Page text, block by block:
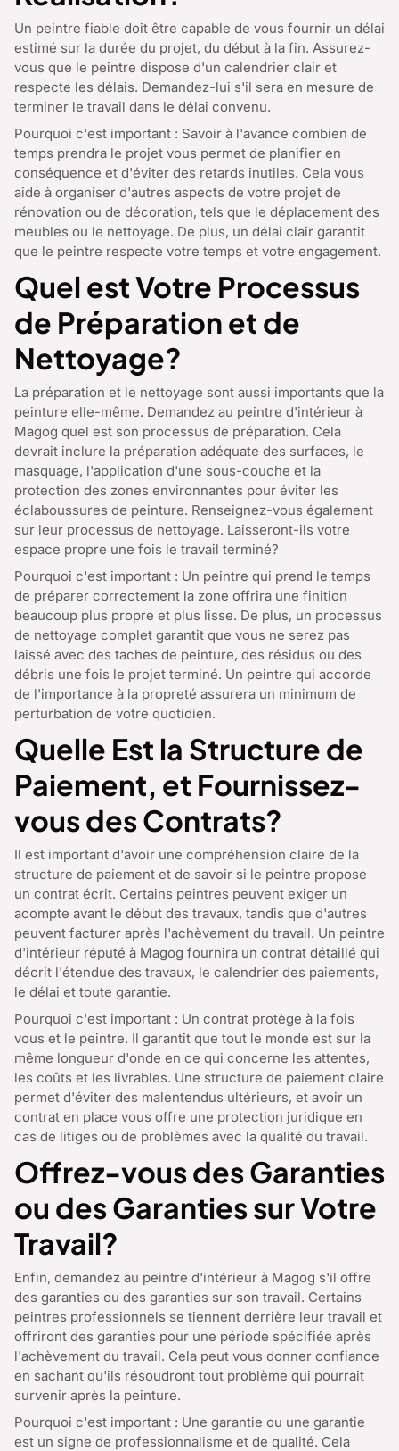
Un peintre fiable doit être capable de vous fournir un délai
estimé sur la durée du projet, du début à la fin. Assurez-
vous que le peintre dispose d'un calendrier clair et
respecte les délais. Demandez-lui s'il sera en mesure de
terminer le travail dans le délai convenu.
Pourquoi c'est important : Savoir à l'avance combien de
temps prendra le projet vous permet de planifier en
conséquence et d'éviter des retards inutiles. Cela vous
aide à organiser d'autres aspects de votre projet de
rénovation ou de décoration, tels que le déplacement des
meubles ou le nettoyage. De plus, un délai clair garantit
que le peintre respecte votre temps et votre engagement.
Quel est Votre Processus
de Préparation et de
Nettoyage?
La préparation et le nettoyage sont aussi importants que la
peinture elle-même. Demandez au peintre d'intérieur à
Magog quel est son processus de préparation. Cela
devrait inclure la préparation adéquate des surfaces, le
masquage, l'application d'une sous-couche et la
protection des zones environnantes pour éviter les
éclaboussures de peinture. Renseignez-vous également
sur leur processus de nettoyage. Laisseront-ils votre
espace propre une fois le travail terminé?
Pourquoi c'est important : Un peintre qui prend le temps
de préparer correctement la zone offrira une finition
beaucoup plus propre et plus lisse. De plus, un processus
de nettoyage complet garantit que vous ne serez pas
laissé avec des taches de peinture, des résidus ou des
débris une fois le projet terminé. Un peintre qui accorde
de l'importance à la propreté assurera un minimum de
perturbation de votre quotidien.
Quelle Est la Structure de
Paiement, et Fournissez-
vous des Contrats?
Il est important d'avoir une compréhension claire de la
structure de paiement et de savoir si le peintre propose
un contrat écrit. Certains peintres peuvent exiger un
acompte avant le début des travaux, tandis que d'autres
peuvent facturer après l'achèvement du travail. Un peintre
d'intérieur réputé à Magog fournira un contrat détaillé qui
décrit l'étendue des travaux, le calendrier des paiements,
le délai et toute garantie.
Pourquoi c'est important : Un contrat protège à la fois
vous et le peintre. Il garantit que tout le monde est sur la
même longueur d'onde en ce qui concerne les attentes,
les coûts et les livrables. Une structure de paiement claire
permet d'éviter des malentendus ultérieurs, et avoir un
contrat en place vous offre une protection juridique en
cas de litiges ou de problèmes avec la qualité du travail.
Offrez-vous des Garanties
ou des Garanties sur Votre
Travail?
Enfin, demandez au peintre d'intérieur à Magog s'il offre
des garanties ou des garanties sur son travail. Certains
peintres professionnels se tiennent derrière leur travail et
offriront des garanties pour une période spécifiée après
l'achèvement du travail. Cela peut vous donner confiance
en sachant qu'ils résoudront tout problème qui pourrait
survenir après la peinture.
Pourquoi c'est important : Une garantie ou une garantie
est un signe de professionnalisme et de qualité. Cela